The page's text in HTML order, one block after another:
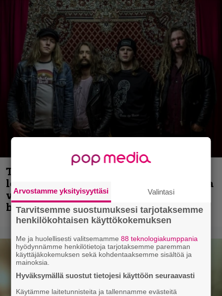
Thrash ’n’ roll -yhtye Madred ryydittää
levyjulkaisua keikkareissulla kuvatulla
videolla – ”Oltiin pakussa kusihädässä
helvetin väsyneenä…”
Arvostamme yksityisyyttäsi Valintasi
Tarvitsemme suostumuksesi tarjotaksemme
henkilökohtaisen käyttökokemuksen
Me ja huolellisesti valitsemamme88 teknologiakumppania
hyödynnämme henkilötietoja tarjotaksemme paremman
käyttäjäkokemuksen sekä kohdentaaksemme sisältöä ja
mainoksia.
Hyväksymällä suostut tietojesi käyttöön seuraavasti
Käytämme laitetunnisteita ja tallennamme evästeitä